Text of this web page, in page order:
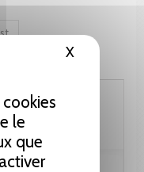
le
que
XMasquer